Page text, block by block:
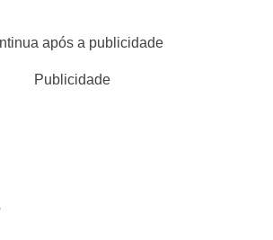
após a publicidade
Publicidade